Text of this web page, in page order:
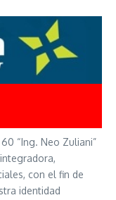
“Ing. Neo Zuliani”
con el fin de
identidad